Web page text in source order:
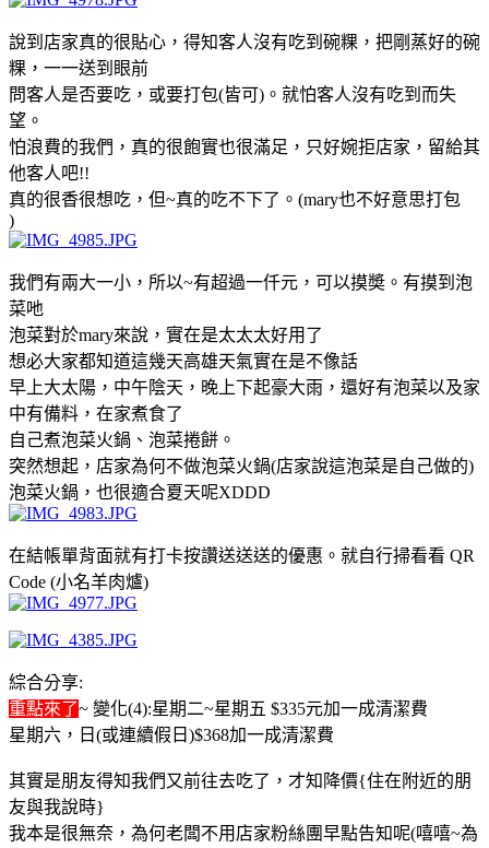
說到店家真的很貼心，得知客人沒有吃到碗粿，把剛蒸好的碗
粿，一一送到眼前
問客人是否要吃，或要打包(皆可)。就怕客人沒有吃到而失
望。
怕浪費的我們，真的很飽實也很滿足，只好婉拒店家，留給其
他客人吧!!
真的很香很想吃，但~真的吃不下了。(mary也不好意思打包
)
我們有兩大一小，所以~有超過一仟元，可以摸奬。有摸到泡
菜吔
泡菜對於mary來說，實在是太太太好用了
想必大家都知道這幾天高雄天氣實在是不像話
早上大太陽，中午陰天，晚上下起豪大雨，還好有泡菜以及家
中有備料，在家煮食了
自己煮泡菜火鍋、泡菜捲餅。
突然想起，店家為何不做泡菜火鍋(店家說這泡菜是自己做的)
泡菜火鍋，也很適合夏天呢XDDD
在結帳單背面就有打卡按讚送送送的優惠。就自行掃看看 QR
Code (小名羊肉爐)
綜合分享:
重點來了~ 變化(4):星期二~星期五 $335元加一成清潔費
星期六，日(或連續假日)$368加一成清潔費
其實是朋友得知我們又前往去吃了，才知降價{住在附近的朋
友與我說時}
我本是很無奈，為何老闆不用店家粉絲團早點告知呢(嘻嘻~為